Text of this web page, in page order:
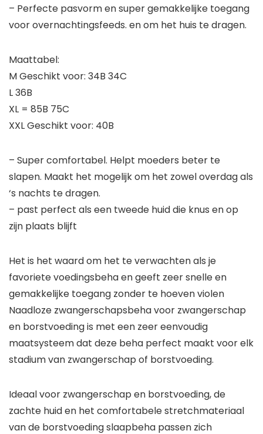
– Perfecte pasvorm en super gemakkelijke toegang
voor overnachtingsfeeds. en om het huis te dragen.
Maattabel:
M Geschikt voor: 34B 34C
L 36B
XL = 85B 75C
XXL Geschikt voor: 40B
– Super comfortabel. Helpt moeders beter te
slapen. Maakt het mogelijk om het zowel overdag als
‘s nachts te dragen.
– past perfect als een tweede huid die knus en op
zijn plaats blijft
Het is het waard om het te verwachten als je
favoriete voedingsbeha en geeft zeer snelle en
gemakkelijke toegang zonder te hoeven violen
Naadloze zwangerschapsbeha voor zwangerschap
en borstvoeding is met een zeer eenvoudig
maatsysteem dat deze beha perfect maakt voor elk
stadium van zwangerschap of borstvoeding.
Ideaal voor zwangerschap en borstvoeding, de
zachte huid en het comfortabele stretchmateriaal
van de borstvoeding slaapbeha passen zich